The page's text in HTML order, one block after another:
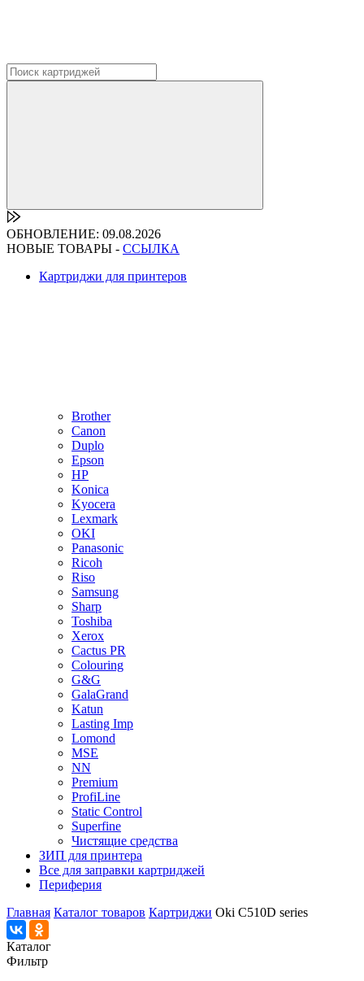
ОБНОВЛЕНИЕ: 09.08.2026
НОВЫЕ ТОВАРЫ - ССЫЛКА
Картриджи для принтеров
Brother
Canon
Duplo
Epson
HP
Konica
Kyocera
Lexmark
OKI
Panasonic
Ricoh
Riso
Samsung
Sharp
Toshiba
Xerox
Cactus PR
Colouring
G&G
GalaGrand
Katun
Lasting Imp
Lomond
MSE
NN
Premium
ProfiLine
Static Control
Superfine
Чистящие средства
ЗИП для принтера
Все для заправки картриджей
Периферия
Главная Каталог товаров Картриджи Oki C510D series
Каталог
Фильтр